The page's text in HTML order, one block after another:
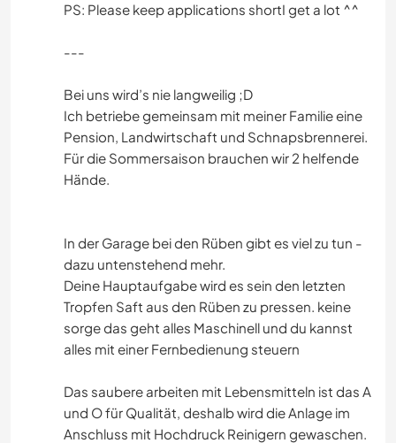
PS: Please keep applications shortI get a lot ^^
---
Bei uns wird’s nie langweilig ;D
Ich betriebe gemeinsam mit meiner Familie eine
Pension, Landwirtschaft und Schnapsbrennerei.
Für die Sommersaison brauchen wir 2 helfende
Hände.
In der Garage bei den Rüben gibt es viel zu tun -
dazu untenstehend mehr.
Deine Hauptaufgabe wird es sein den letzten
Tropfen Saft aus den Rüben zu pressen. keine
sorge das geht alles Maschinell und du kannst
alles mit einer Fernbedienung steuern
Das saubere arbeiten mit Lebensmitteln ist das A
und O für Qualität, deshalb wird die Anlage im
Anschluss mit Hochdruck Reinigern gewaschen.